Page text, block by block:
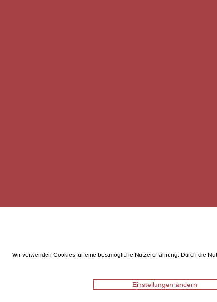
Wir verwenden Cookies für eine bestmögliche Nutzererfahrung. Durch die
Einstellungen ändern